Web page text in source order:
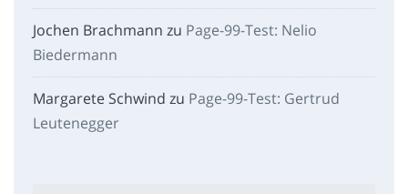
Jochen Brachmann zu Page-99-Test: Nelio
Biedermann
Margarete Schwind zu Page-99-Test: Gertrud
Leutenegger